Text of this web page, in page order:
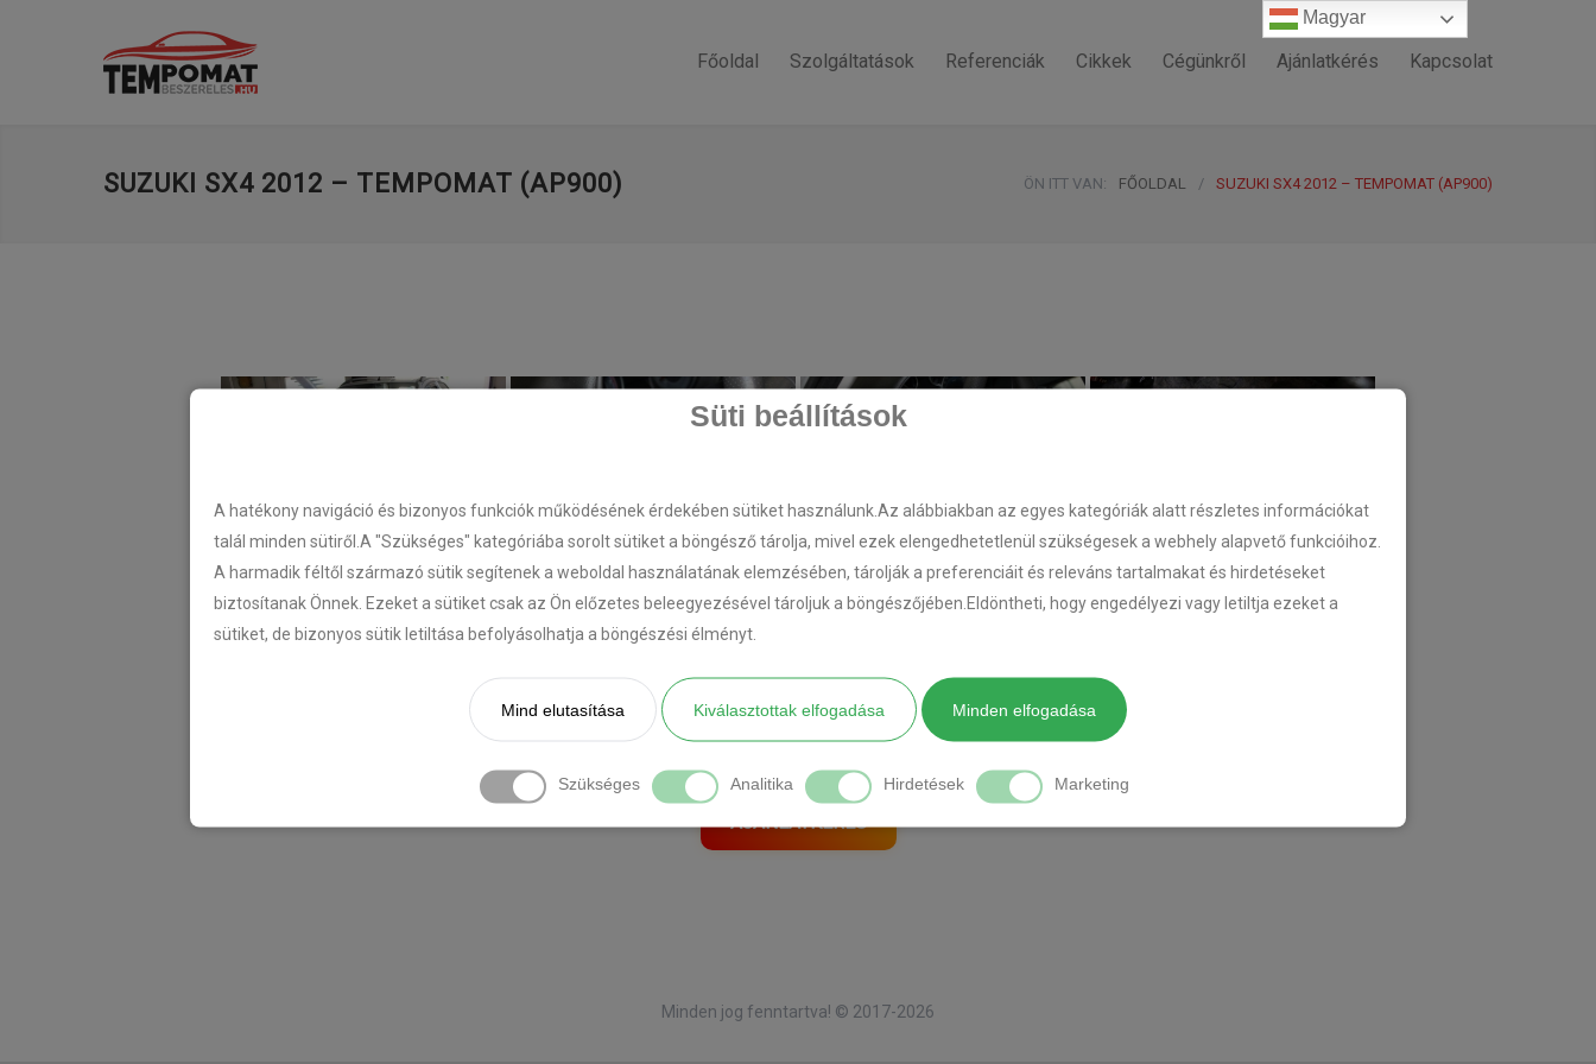
Süti beállítások
A hatékony navigáció és bizonyos funkciók működésének érdekében sütiket használunk.Az alábbiakban az egyes kategóriák alatt részletes információkat
talál minden sütiről.A "Szükséges" kategóriába sorolt sütiket a böngésző tárolja, mivel ezek elengedhetetlenül szükségesek a webhely alapvető funkcióihoz.
A harmadik féltől származó sütik segítenek a weboldal használatának elemzésében, tárolják a preferenciáit és releváns tartalmakat és hirdetéseket
biztosítanak Önnek. Ezeket a sütiket csak az Ön előzetes beleegyezésével tároljuk a böngészőjében.Eldöntheti, hogy engedélyezi vagy letiltja ezeket a
sütiket, de bizonyos sütik letiltása befolyásolhatja a böngészési élményt.
Mind elutasítása Kiválasztottak elfogadása Minden elfogadása
Szükséges Analitika Hirdetések Marketing
Főoldal Szolgáltatások Referenciák Cikkek Cégünkről Ajánlatkérés Kapcsolat
SUZUKI SX4 2012 – TEMPOMAT (AP900) ÖN ITT VAN: FŐOLDAL / SUZUKI SX4 2012 – TEMPOMAT (AP900)
[DIAVETÍTÉS INDÍTÁSA]
AJÁNLATKÉRÉS
Minden jog fenntartva! © 2017-2026
Magyar